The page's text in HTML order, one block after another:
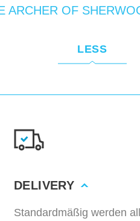
ARCHER OF
LESS
DELIVERY
Standardmäßig werden